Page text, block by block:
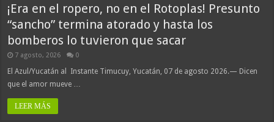
¡Era en el ropero, no en el Rotoplas! Presunto
“sancho” termina atorado y hasta los
bomberos lo tuvieron que sacar
7 agosto, 2026 0
El Azul/Yucatán al Instante Timucuy, Yucatán, 07 de agosto 2026.— Dicen
que el amor mueve …
LEER MÁS